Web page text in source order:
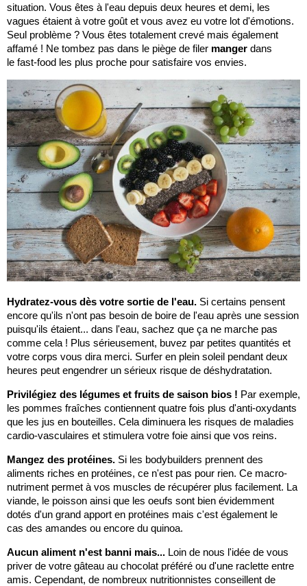
situation. Vous êtes à l'eau depuis deux heures et demi, les
vagues étaient à votre goût et vous avez eu votre lot d'émotions.
Seul problème ? Vous êtes totalement crevé mais également
affamé ! Ne tombez pas dans le piège de filer manger dans
le fast-food les plus proche pour satisfaire vos envies.
Hydratez-vous dès votre sortie de l'eau. Si certains pensent
encore qu'ils n'ont pas besoin de boire de l'eau après une session
puisqu'ils étaient... dans l'eau, sachez que ça ne marche pas
comme cela ! Plus sérieusement, buvez par petites quantités et
votre corps vous dira merci. Surfer en plein soleil pendant deux
heures peut engendrer un sérieux risque de déshydratation.
Privilégiez des légumes et fruits de saison bios ! Par exemple,
les pommes fraîches contiennent quatre fois plus d'anti-oxydants
que les jus en bouteilles. Cela diminuera les risques de maladies
cardio-vasculaires et stimulera votre foie ainsi que vos reins.
Mangez des protéines. Si les bodybuilders prennent des
aliments riches en protéines, ce n'est pas pour rien. Ce macro-
nutriment permet à vos muscles de récupérer plus facilement. La
viande, le poisson ainsi que les oeufs sont bien évidemment
dotés d'un grand apport en protéines mais c'est également le
cas des amandes ou encore du quinoa.
Aucun aliment n'est banni mais... Loin de nous l'idée de vous
priver de votre gâteau au chocolat préféré ou d'une raclette entre
amis. Cependant, de nombreux nutritionnistes conseillent de